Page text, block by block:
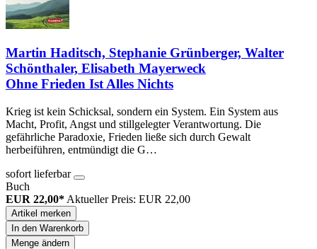
Martin Haditsch, Stephanie Grünberger, Walter
Schönthaler, Elisabeth Mayerweck
Ohne Frieden Ist Alles Nichts
Krieg ist kein Schicksal, sondern ein System. Ein System aus
Macht, Profit, Angst und stillgelegter Verantwortung. Die
gefährliche Paradoxie, Frieden ließe sich durch Gewalt
herbeiführen, entmündigt die G…
sofort lieferbar
Buch
EUR 22,00* Aktueller Preis: EUR 22,00
Artikel merken
In den Warenkorb
Menge ändern